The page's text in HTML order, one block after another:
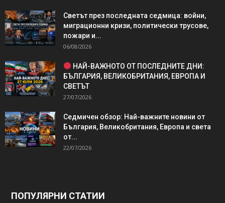
Светът през последната седмица: войни,
миграционни кризи, политически трусове,
пожари и...
06/08/2026
НАЙ-ВАЖНОТО ОТ ПОСЛЕДНИТЕ ДНИ:
БЪЛГАРИЯ, ВЕЛИКОБРИТАНИЯ, ЕВРОПА И
СВЕТЪТ
27/07/2026
Седмичен обзор: Най-важните новини от
България, Великобритания, Европа и света
от...
22/07/2026
ПОПУЛЯРНИ СТАТИИ